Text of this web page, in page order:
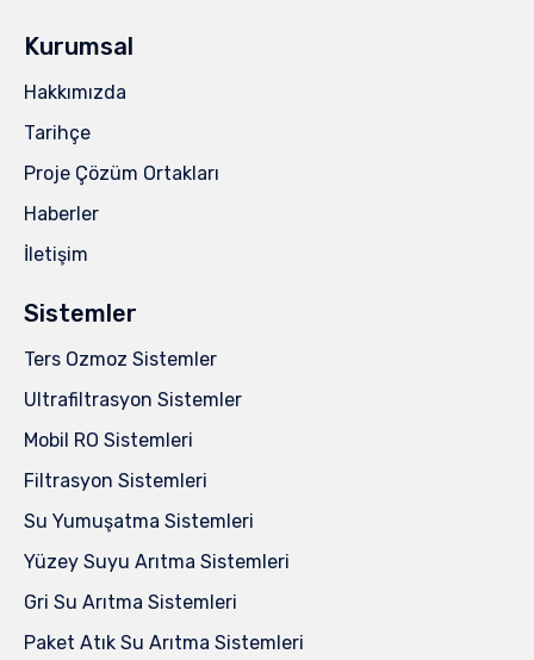
Kurumsal
Hakkımızda
Tarihçe
Proje Çözüm Ortakları
Haberler
İletişim
Sistemler
Ters Ozmoz Sistemler
Ultrafiltrasyon Sistemler
Mobil RO Sistemleri
Filtrasyon Sistemleri
Su Yumuşatma Sistemleri
Yüzey Suyu Arıtma Sistemleri
Gri Su Arıtma Sistemleri
Paket Atık Su Arıtma Sistemleri